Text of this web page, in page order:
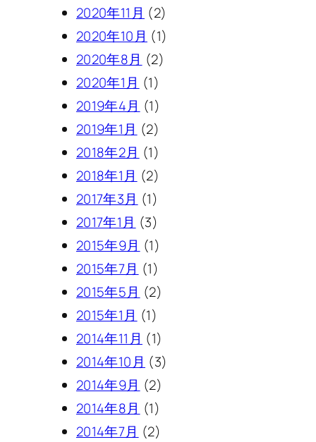
2020年11月 (2)
2020年10月 (1)
2020年8月 (2)
2020年1月 (1)
2019年4月 (1)
2019年1月 (2)
2018年2月 (1)
2018年1月 (2)
2017年3月 (1)
2017年1月 (3)
2015年9月 (1)
2015年7月 (1)
2015年5月 (2)
2015年1月 (1)
2014年11月 (1)
2014年10月 (3)
2014年9月 (2)
2014年8月 (1)
2014年7月 (2)